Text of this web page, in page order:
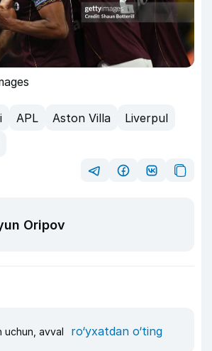
APL Aston Villa
Liverpul
Oripov
uchun, avval ro‘yxatdan o‘ting